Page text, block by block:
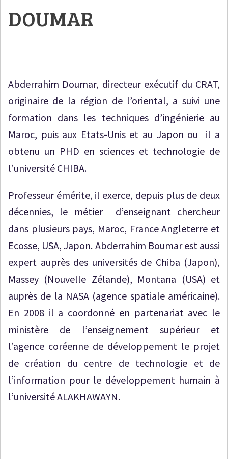
DOUMAR
Abderrahim Doumar, directeur exécutif du CRAT,
originaire de la région de l’oriental, a suivi une
formation dans les techniques d’ingénierie au
Maroc, puis aux Etats-Unis et au Japon ou il a
obtenu un PHD en sciences et technologie de
l’université CHIBA.
Professeur émérite, il exerce, depuis plus de deux
décennies, le métier d’enseignant chercheur
dans plusieurs pays, Maroc, France Angleterre et
Ecosse, USA, Japon. Abderrahim Boumar est aussi
expert auprès des universités de Chiba (Japon),
Massey (Nouvelle Zélande), Montana (USA) et
auprès de la NASA (agence spatiale américaine).
En 2008 il a coordonné en partenariat avec le
ministère de l’enseignement supérieur et
l’agence coréenne de développement le projet
de création du centre de technologie et de
l’information pour le développement humain à
l’université ALAKHAWAYN.